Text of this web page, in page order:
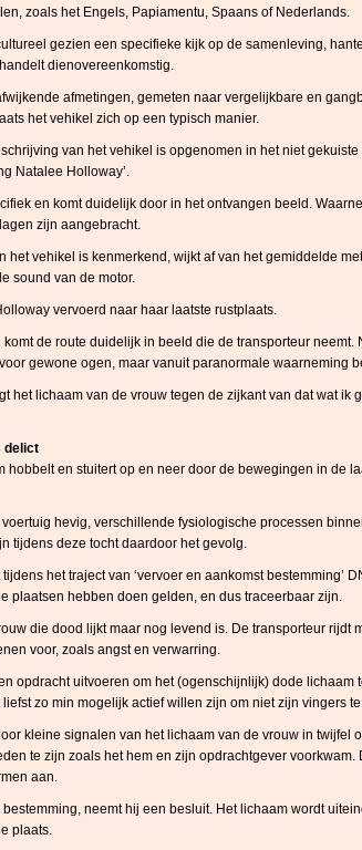
zoals het Engels, Papiamentu, Spaans of Nederlands.
gezien een specifieke kijk op de samenleving,
dienovereenkomstig.
afmetingen, gemeten naar vergelijkbare en
het vehikel zich op een typisch manier.
van het vehikel is opgenomen in het niet gekuiste
Natalee Holloway’.
en komt duidelijk door in het ontvangen beeld.
zijn aangebracht.
het vehikel is kenmerkend, wijkt af van het gemiddelde
sound van de motor.
vervoerd naar haar laatste rustplaats.
de route duidelijk in beeld die de transporteur neemt.
gewone ogen, maar vanuit paranormale waarneming
het lichaam van de vrouw tegen de zijkant van dat wat ik
delict
hobbelt en stuitert op en neer door de bewegingen in de
hevig, verschillende fysiologische processen
tijdens deze tocht daardoor het gevolg.
het traject van ‘vervoer en aankomst bestemming’
plaatsen hebben doen gelden, en dus traceerbaar zijn.
die dood lijkt maar nog levend is. De transporteur rijdt
voor, zoals angst en verwarring.
opdracht uitvoeren om het (ogenschijnlijk) dode lichaam
zo min mogelijk actief willen zijn om niet zijn vingers
kleine signalen van het lichaam van de vrouw in twijfel
te zijn zoals het hem en zijn opdrachtgever voorkwam.
aan.
neemt hij een besluit. Het lichaam wordt
plaats.